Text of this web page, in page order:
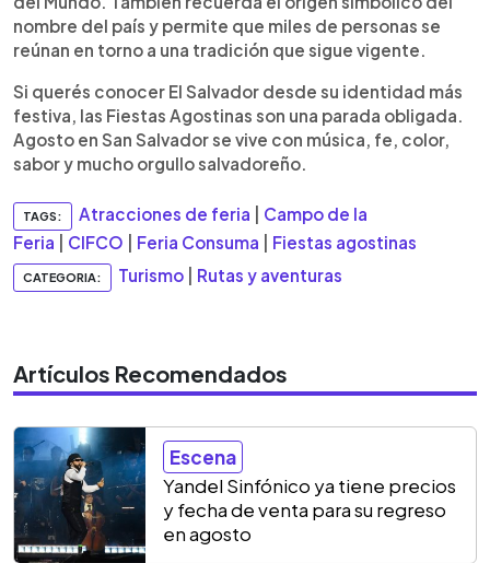
nombre del país y permite que miles de personas se
reúnan en torno a una tradición que sigue vigente.
Si querés conocer El Salvador desde su identidad más
festiva, las Fiestas Agostinas son una parada obligada.
Agosto en San Salvador se vive con música, fe, color,
sabor y mucho orgullo salvadoreño.
TAGS: Atracciones de feria
Campo de la
Feria
CIFCO Feria Consuma Fiestas agostinas
CATEGORIA: Turismo Rutas y aventuras
Artículos Recomendados
Escena
Yandel Sinfónico ya tiene precios
y fecha de venta para su regreso
en agosto